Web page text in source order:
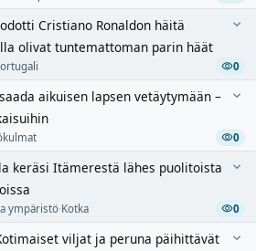
Cristiano Ronaldon häitä
olivat tuntemattoman parin häät
0
aikuisen lapsen vetäytymään –
0
keräsi Itämerestä lähes puolitoista
ympäristö·Kotka 0
viljat ja peruna päihittävät